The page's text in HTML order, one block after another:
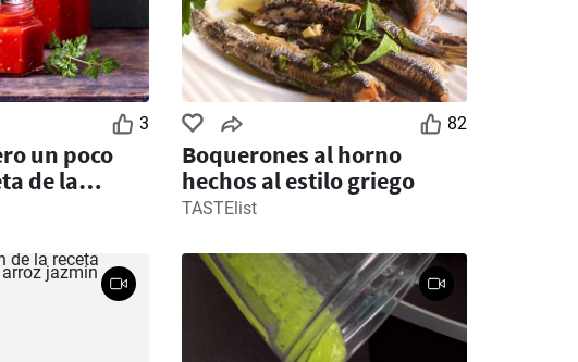
3
un poco
de la
82
Boquerones al horno
hechos al estilo griego
TASTElist